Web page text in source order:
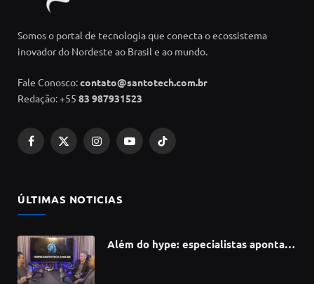
Somos o portal de tecnologia que conecta o ecossistema
inovador do Nordeste ao Brasil e ao mundo.
Fale Conosco:contato@santotech.com.br
Redação: +55 83 987931523
Facebook
X
InstagramYouTubeTikTok
ÚLTIMAS NOTICIAS
Além do hype: especialistas apontam